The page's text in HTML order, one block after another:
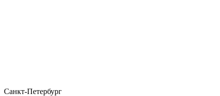
Санкт-Петербург